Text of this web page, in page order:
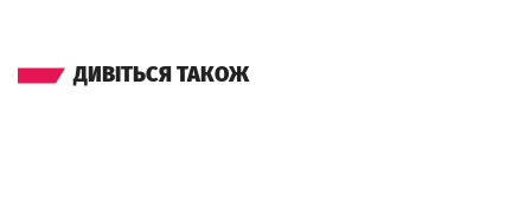
ДИВІТЬСЯ ТАКОЖ